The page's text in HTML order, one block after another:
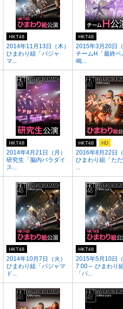
2014年11月13日（木）
ひまわり組「パジャ
マ...
HKT48
2015年3月20日（
チームH「最終ベ
鳴...
HKT48
2014年4月21日（月）
研究生「脳内パラダイ
ス...
HKT48
2016年8月22日（
ひまわり組「ただ
...
HKT48 HD
2014年10月7日（火）
ひまわり組「パジャマ
ド...
HKT48
2015年5月10日
7:00～ ひまわり組
「パ...
HKT48